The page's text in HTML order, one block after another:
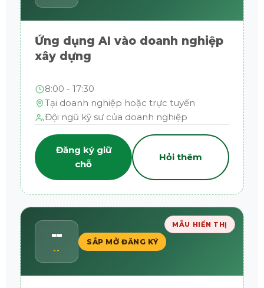
Ứng dụng AI vào doanh nghiệp
xây dựng
8:00 - 17:30
Tại doanh nghiệp hoặc trực tuyến
Đội ngũ kỹ sư của doanh nghiệp
Đăng ký giữ
chỗ
Hỏi thêm
MẪU HIỂN THỊ
--
--
SẮP MỞ ĐĂNG KÝ